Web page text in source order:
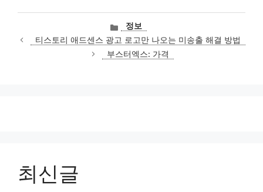
카
테
고
리
정보
티스토리 애드센스 광고 로고만 나오는 미송출 해결 방법
부스터엑스: 가격
최신글